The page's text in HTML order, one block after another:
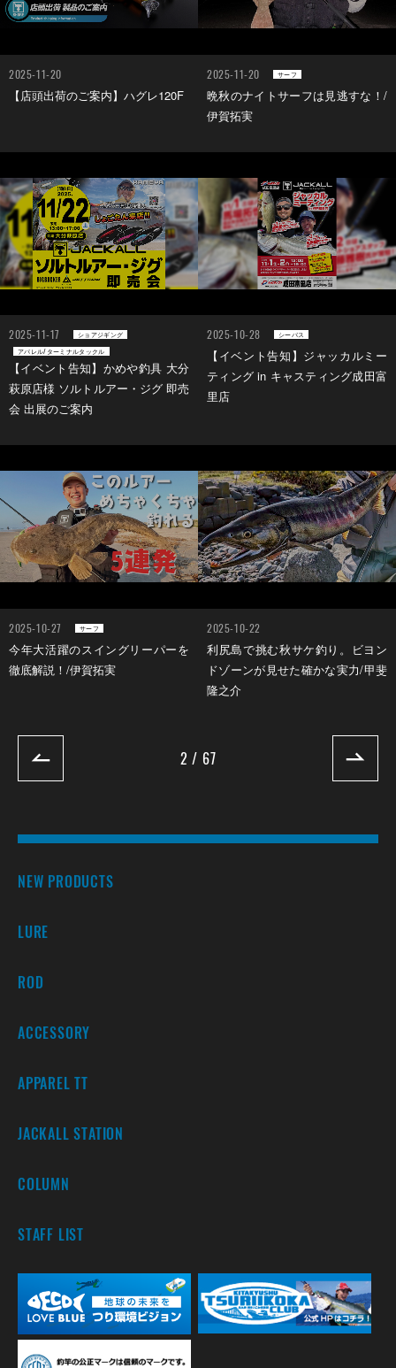
2025-11-20
【店頭出荷のご案内】ハグレ120F
2025-11-20 サーフ
晩秋のナイトサーフは見逃すな！/
伊賀拓実
2025-11-17
ショアジギング
アパレル/ターミナルタックル
【イベント告知】かめや釣具 大分
萩原店様 ソルトルアー・ジグ 即売
会 出展のご案内
2025-10-28 シーバス
【イベント告知】ジャッカルミー
ティング in キャスティング成田富
里店
2025-10-27 サーフ
今年大活躍のスイングリーパーを
徹底解説！/伊賀拓実
2025-10-22
利尻島で挑む秋サケ釣り。ビヨン
ドゾーンが見せた確かな実力/甲斐
隆之介
2 / 67
NEW PRODUCTS
LURE
ROD
ACCESSORY
APPAREL TT
JACKALL STATION
COLUMN
STAFF LIST